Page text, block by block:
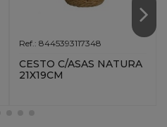
Ref.: 8445393117348
CESTO C/ASAS NATURA
21X19CM